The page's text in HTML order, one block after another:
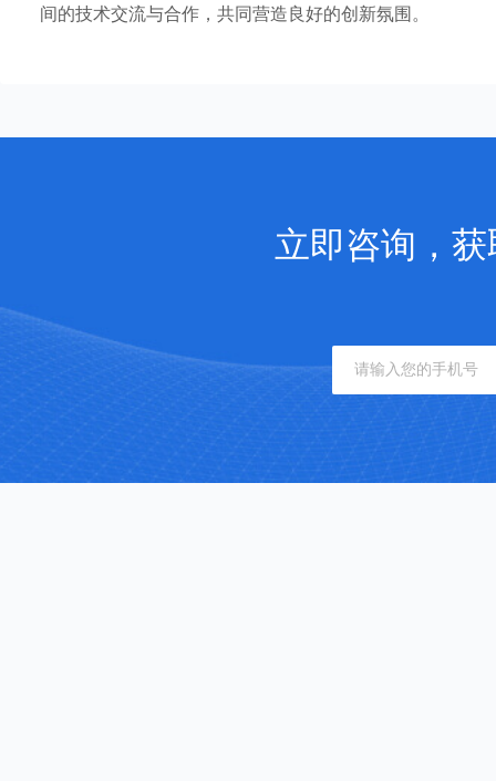
间的技术交流与合作，共同营造良好的创新氛围。
立即咨询，